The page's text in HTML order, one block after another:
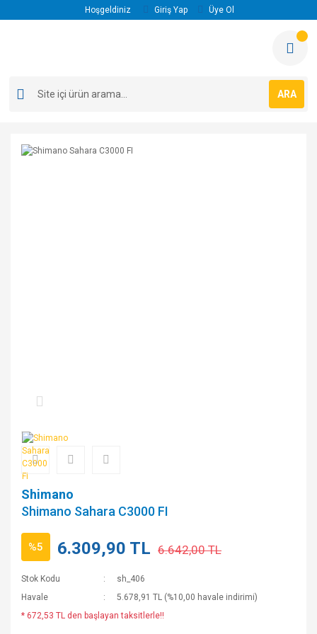
Hoşgeldiniz Giriş Yap Üye Ol
ARA
Shimano
Shimano Sahara C3000 FI
%5 6.309,90 TL 6.642,00 TL
Stok Kodu
sh_406
Havale
5.678,91 TL (%10,00 havale indirimi)
* 672,53 TL den başlayan taksitlerle!!